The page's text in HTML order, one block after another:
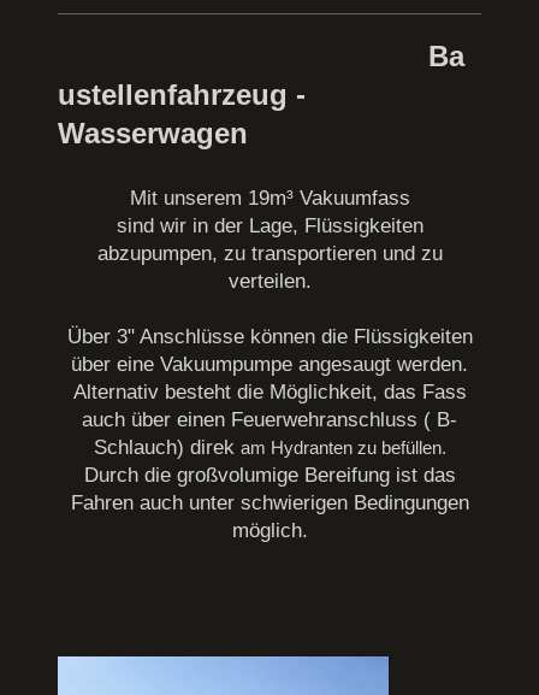
Ba
ustellenfahrzeug -
Wasserwagen
Mit unserem 19m³ Vakuumfass
sind wir in der Lage, Flüssigkeiten
abzupumpen, zu transportieren und zu
verteilen.
Über 3" Anschlüsse können die Flüssigkeiten
über eine Vakuumpumpe angesaugt werden.
Alternativ besteht die Möglichkeit, das Fass
auch über einen Feuerwehranschluss ( B-
Schlauch) direk am Hydranten zu befüllen.
Durch die großvolumige Bereifung ist das
Fahren auch unter schwierigen Bedingungen
möglich.